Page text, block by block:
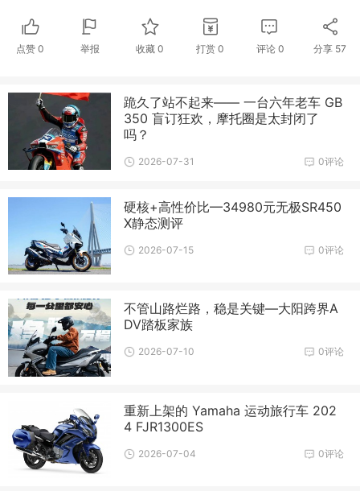
点赞 0 举报 收藏0 打赏 0 评论 0 分享 57
跪久了站不起来—— 一台六年老车 GB
350 盲订狂欢，摩托圈是太封闭了
吗？
0评论
2026-07-31
硬核+高性价比—34980元无极SR450
X静态测评
0评论
2026-07-15
不管山路烂路，稳是关键—大阳跨界A
DV踏板家族
0评论
2026-07-10
重新上架的 Yamaha 运动旅行车 202
4 FJR1300ES
0评论
2026-07-04